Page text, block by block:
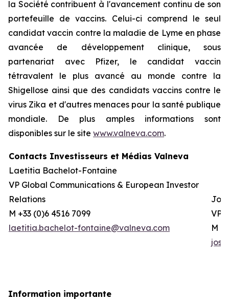
la Société contribuent à l'avancement continu de son
portefeuille de vaccins. Celui-ci comprend le seul
candidat vaccin contre la maladie de Lyme en phase
avancée de développement clinique, sous
partenariat avec Pfizer, le candidat vaccin
tétravalent le plus avancé au monde contre la
Shigellose ainsi que des candidats vaccins contre le
virus Zika et d'autres menaces pour la santé publique
mondiale. De plus amples informations sont
disponibles sur le site www.valneva.com.
Contacts Investisseurs et Médias Valneva
Laetitia Bachelot-Fontaine
VP Global Communications & European Investor
Relations
M +33 (0)6 4516 7099
laetitia.bachelot-fontaine@valneva.com
VP
M
Information importante